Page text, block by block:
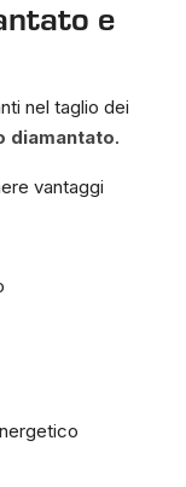
e
nel taglio dei
diamantato.
vantaggi